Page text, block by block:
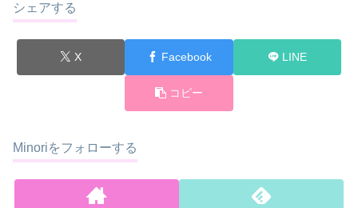
シェアする
X Facebook LINE
コピー
Minoriをフォローする